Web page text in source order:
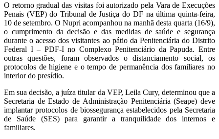
O retorno gradual das visitas foi autorizado pela Vara de Execuções
Penais (VEP) do Tribunal de Justiça do DF na última quinta-feira,
10 de setembro. O Nupri acompanhou na manhã desta quarta (16/9),
o cumprimento da decisão e das medidas de saúde e segurança
durante o acesso dos visitantes ao pátio da Penitenciária do Distrito
Federal I – PDF-I no Complexo Penitenciário da Papuda. Entre
outras questões, foram observados o distanciamento social, os
protocolos de higiene e o tempo de permanência dos familiares no
interior do presídio.
Em sua decisão, a juíza titular da VEP, Leila Cury, determinou que a
Secretaria de Estado de Administração Penitenciária (Seape) deve
implantar protocolos de biossegurança estabelecidos pela Secretaria
de Saúde (SES) para garantir a tranquilidade dos internos e
familiares.